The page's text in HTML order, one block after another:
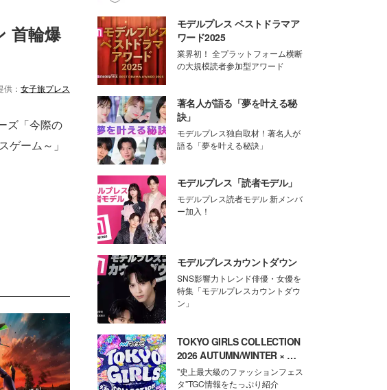
首輪爆
供： 女子旅プレス
ズ「今際の
ゲーム～」
モデルプレス ベストドラマア
ワード2025
業界初！ 全プラットフォーム横断
の大規模読者参加型アワード
著名人が語る「夢を叶える秘
訣」
モデルプレス独自取材！著名人が
語る「夢を叶える秘訣」
モデルプレス「読者モデル」
モデルプレス読者モデル 新メンバ
ー加入！
モデルプレスカウントダウン
SNS影響力トレンド俳優・女優を
特集「モデルプレスカウントダウ
ン」
TOKYO GIRLS COLLECTION
2026 AUTUMN/WINTER × モ
デルプレス
"史上最大級のファッションフェス
タ"TGC情報をたっぷり紹介